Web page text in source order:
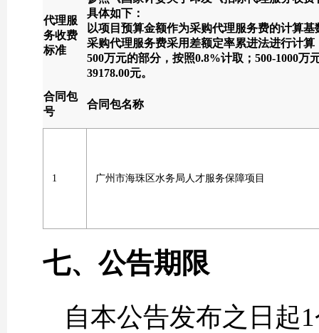
代理服
务收费
标准
具体如下：
以项目预算金额作为采购代理服务费的计算基
采购代理服务费采用差额定率累进法进行计
500万元的部分，按照0.8%计取；500-1000
39178.00元。
合同包
号
合同包名称
1 广州市海珠区水务局人才服务保障项目
七、公告期限
自本公告发布之日起